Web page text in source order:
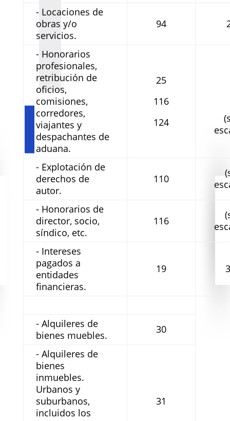
- Locaciones de
obras y/o
servicios.
94
- Honorarios
profesionales,
retribución de
oficios,
comisiones,
corredores,
viajantes y
despachantes de
aduana.
25
116
124
- Explotación de
derechos de
autor.
110
- Honorarios de
director, socio,
síndico, etc.
116
- Intereses
pagados a
entidades
financieras.
19
- Alquileres de
bienes muebles.
30
- Alquileres de
bienes
inmuebles.
Urbanos y
suburbanos,
incluidos los
31